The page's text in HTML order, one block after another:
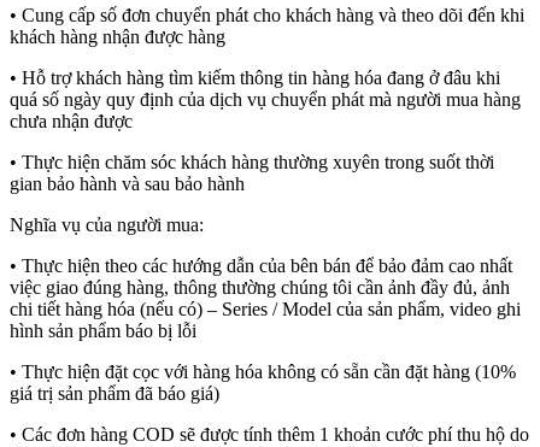
• Cung cấp số đơn chuyển phát cho khách hàng và theo dõi đến khi
khách hàng nhận được hàng
• Hỗ trợ khách hàng tìm kiếm thông tin hàng hóa đang ở đâu khi
quá số ngày quy định của dịch vụ chuyển phát mà người mua hàng
chưa nhận được
• Thực hiện chăm sóc khách hàng thường xuyên trong suốt thời
gian bảo hành và sau bảo hành
Nghĩa vụ của người mua:
• Thực hiện theo các hướng dẫn của bên bán để bảo đảm cao nhất
việc giao đúng hàng, thông thường chúng tôi cần ảnh đầy đủ, ảnh
chi tiết hàng hóa (nếu có) – Series / Model của sản phẩm, video ghi
hình sản phẩm báo bị lỗi
• Thực hiện đặt cọc với hàng hóa không có sẵn cần đặt hàng (10%
giá trị sản phẩm đã báo giá)
• Các đơn hàng COD sẽ được tính thêm 1 khoản cước phí thu hộ do